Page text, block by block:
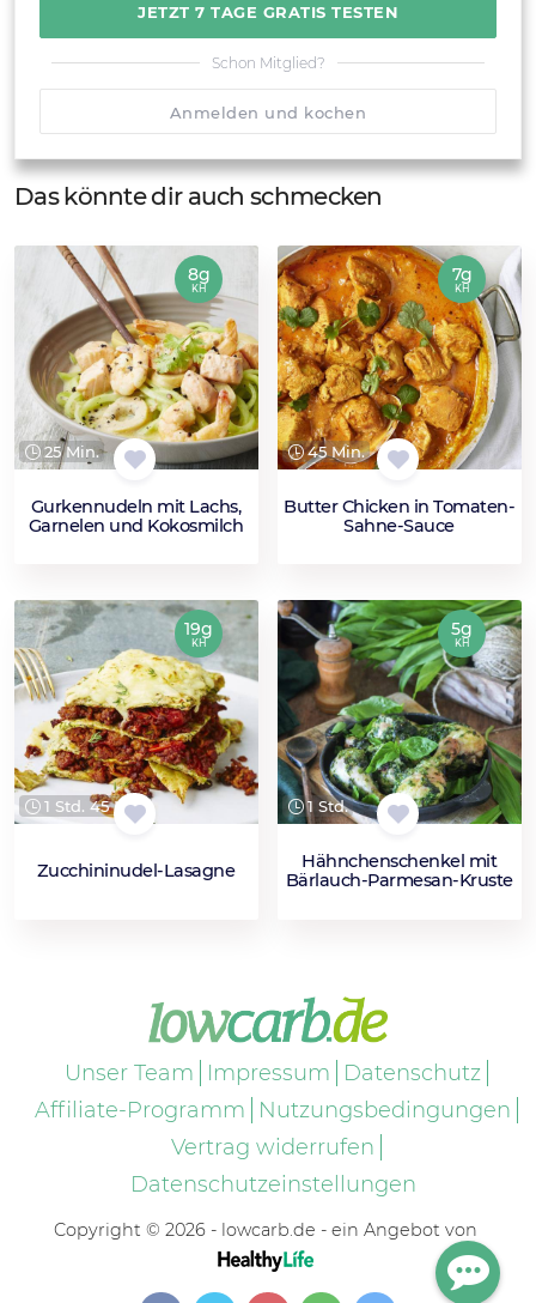
JETZT 7 TAGE GRATIS TESTEN
Schon Mitglied?
Anmelden und kochen
Das könnte dir auch schmecken
25 Min.
Gurkennudeln mit Lachs,
Garnelen und Kokosmilch
8g
KH
45 Min.
Butter Chicken in Tomaten-
Sahne-Sauce
7g
KH
1 Std. 45 Min.
Zucchininudel-Lasagne
19g
KH
1 Std.
Hähnchenschenkel mit
Bärlauch-Parmesan-Kruste
5g
KH
Unser Team Impressum
Datenschutz
Affiliate-Programm
Nutzungsbedingungen
Vertrag widerrufen
Datenschutzeinstellungen
Copyright © 2026 - lowcarb.de - ein Angebot von